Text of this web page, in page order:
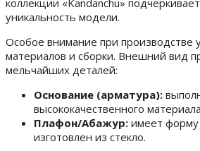
коллекции «Kandanchu»
уникальность модели.
Особое внимание при производстве
материалов и сборки. Внешний вид
мельчайших деталей:
Основание (арматура):
высококачественного
Плафон/Абажур: имеет
изготовлен из стекло.